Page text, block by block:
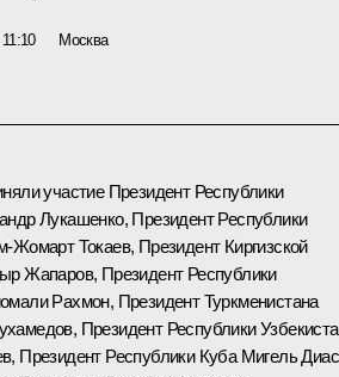
11:10 Москва
участие Президент Республики
Лукашенко, Президент Республики
Жомарт Токаев, Президент Киргизской
Жапаров, Президент Республики
Рахмон, Президент Туркменистана
, Президент Республики
, Президент Республики Куба Мигель